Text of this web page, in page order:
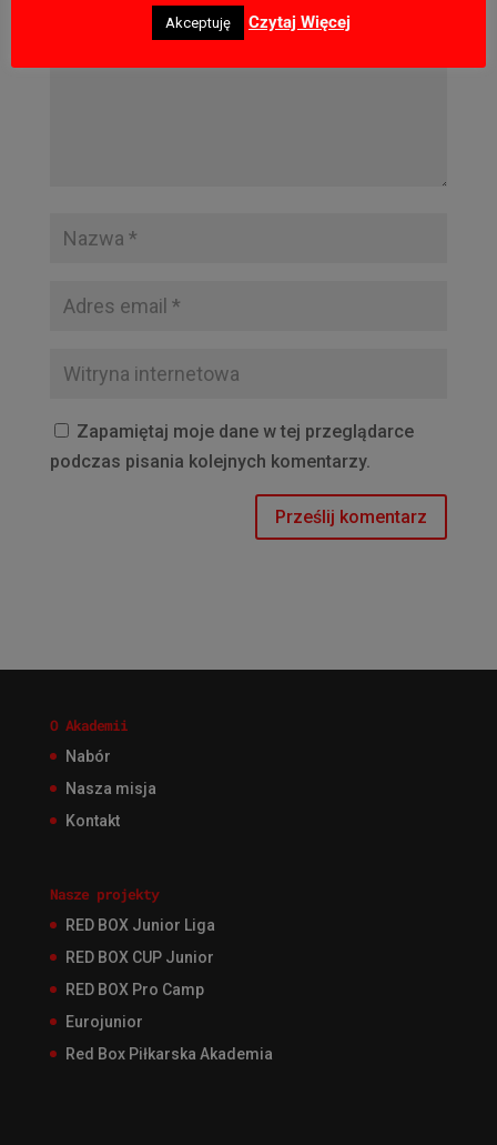
Zapamiętaj moje dane w tej przeglądarce
podczas pisania kolejnych komentarzy.
O Akademii
Nabór
Nasza misja
Kontakt
Nasze projekty
RED BOX Junior Liga
RED BOX CUP Junior
RED BOX Pro Camp
Eurojunior
Red Box Piłkarska Akademia
Akceptuję Czytaj Więcej